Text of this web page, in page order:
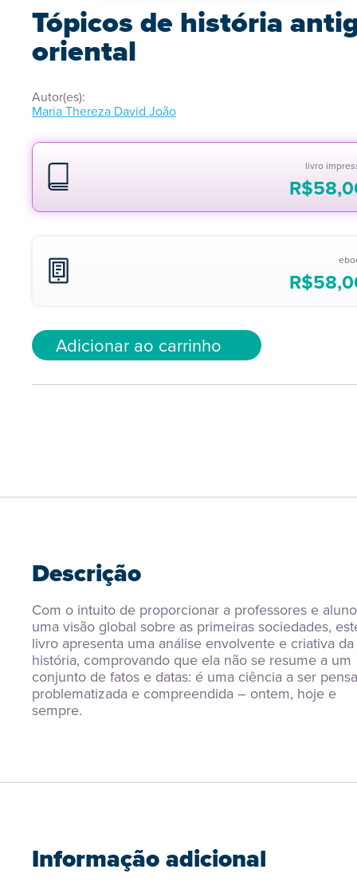
Tópicos de história
oriental
Autor(es):
Maria Thereza David João
livro
R$
R$
Adicionar ao carrinho
Descrição
Com o intuito de proporcionar a professores e
uma visão global sobre as primeiras sociedades,
livro apresenta uma análise envolvente e criativa da
história, comprovando que ela não se resume a um
conjunto de fatos e datas: é uma ciência a ser
problematizada e compreendida – ontem, hoje e
sempre.
Informação adicional